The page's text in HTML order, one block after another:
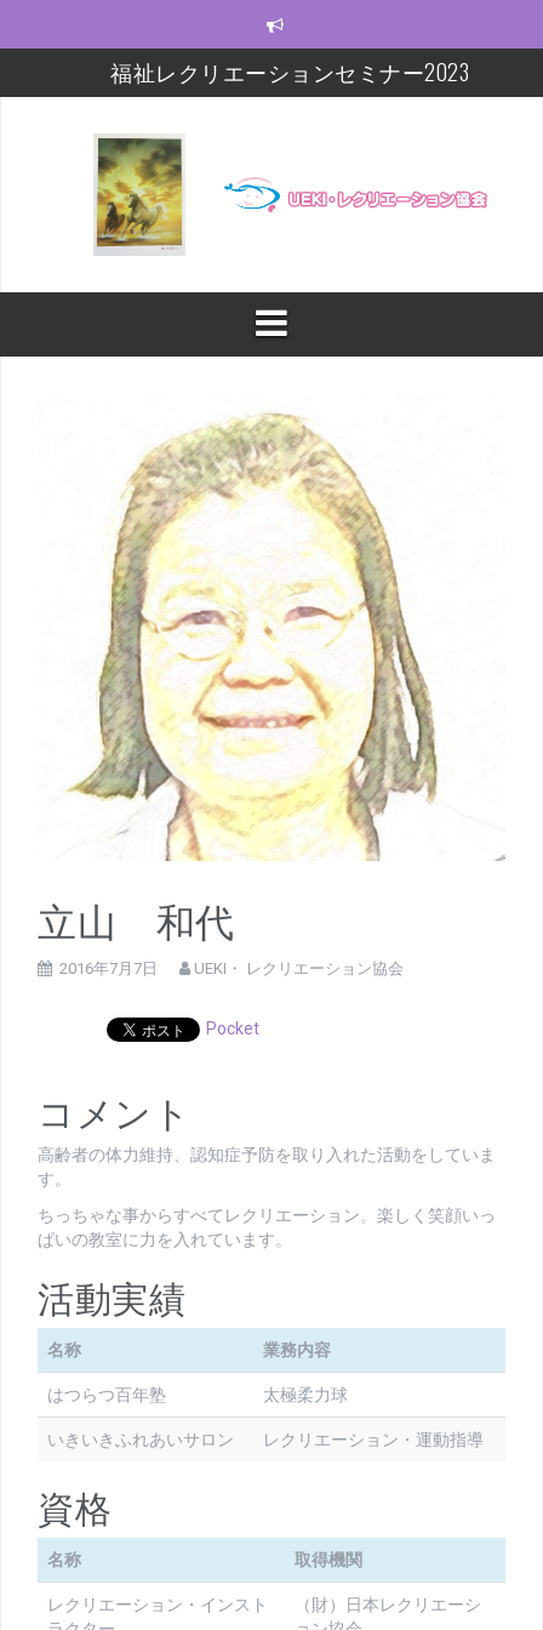
福祉レクリエーションセミナー2023
【福祉レクセミナー2021】いよいよ今週末!!
【福祉レクセミナー2021】開講に関するお知らせ
今年度の福祉レクセミナー、開催します！！！
福祉レクリエーションセミナー及びフォローアップ
修開催
立山 和代
2016年7月7日 UEKI・ レクリエーション協会
Pocket
コメント
高齢者の体力維持、認知症予防を取り入れた活動をしていま
す。
ちっちゃな事からすべてレクリエーション。楽しく笑顔いっ
ぱいの教室に力を入れています。
活動実績
名称 業務内容
はつらつ百年塾 太極柔力球
いきいきふれあいサロン レクリエーション・運動指導
資格
名称 取得機関
レクリエーション・インスト
（財）日本レクリエーシ